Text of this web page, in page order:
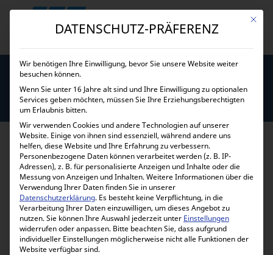
SEARCH RESULTS FOR: VICTRON
Victron Energy BlueSolar MPPT 100/30
SCC020030200
Victron Energy BlueSolar MPPT 100/30 SCC020030200
Victron Energy BlueSolar MPPT 100/20
SCC110020170R
Mit
DATENSCHUTZ-PRÄFERENZ
Wir benötigen Ihre Einwilligung, bevor Sie unsere Website weiter
besuchen können.
Wenn Sie unter 16 Jahre alt sind und Ihre Einwilligung zu optionalen
Services geben möchten, müssen Sie Ihre Erziehungsberechtigten
um Erlaubnis bitten.
Wir verwenden Cookies und andere Technologien auf unserer
Website. Einige von ihnen sind essenziell, während andere uns
helfen, diese Website und Ihre Erfahrung zu verbessern.
Personenbezogene Daten können verarbeitet werden (z. B. IP-
Adressen), z. B. für personalisierte Anzeigen und Inhalte oder die
Messung von Anzeigen und Inhalten.Weitere Informationen über die
Verwendung Ihrer Daten finden Sie in unserer
Datenschutzerklärung. Es besteht keine Verpflichtung, in die
Verarbeitung Ihrer Daten einzuwilligen, um dieses Angebot zu
nutzen.Sie können Ihre Auswahl jederzeit unter Einstellungen
widerrufen oder anpassen. Bitte beachten Sie, dass aufgrund
individueller Einstellungen möglicherweise nicht alle Funktionen der
Website verfügbar sind.